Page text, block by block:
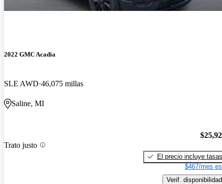
2022 GMC Acadia
SLE AWD 46,075 millas
Saline, MI
Trato justo
El precio incluye tasas
$467/mes
Verif. disponibilidad